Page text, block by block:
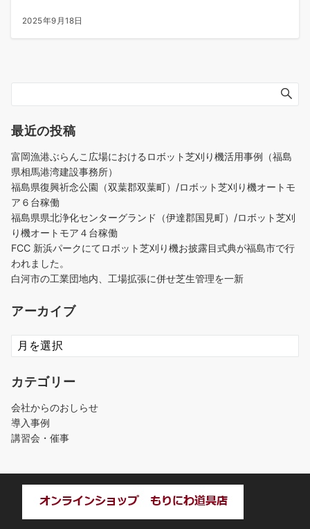
2025年9月18日
最近の投稿
富岡漁港ぶらんこ広場におけるロボット芝刈り機活用事例（福島
県相馬港湾建設事務所）
福島県復興祈念公園（双葉郡双葉町）/ロボット芝刈り機オートモ
ア６台稼働
福島県県北浄化センターグランド（伊達郡国見町）/ロボット芝刈
り機オートモア４台稼働
FCC 新浜パークにてロボット芝刈り機お披露目式典が福島市で行
われました。
白河市の工業団地内、工場拡張に併せ芝生管理を一新
アーカイブ
ア
ー
イ
カテゴリー
会社からのおしらせ
導入事例
講習会・催事